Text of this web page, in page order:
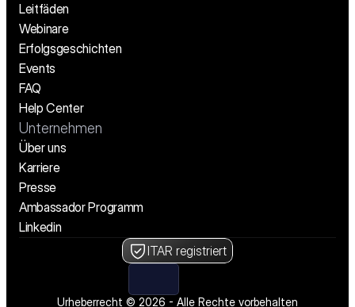
Leitfäden
Webinare
Erfolgsgeschichten
Events
FAQ
Help Center
Unternehmen
Über uns
Karriere
Presse
Ambassador Programm
Linkedin
ITAR registriert
Urheberrecht © 2026 - Alle Rechte vorbehalten